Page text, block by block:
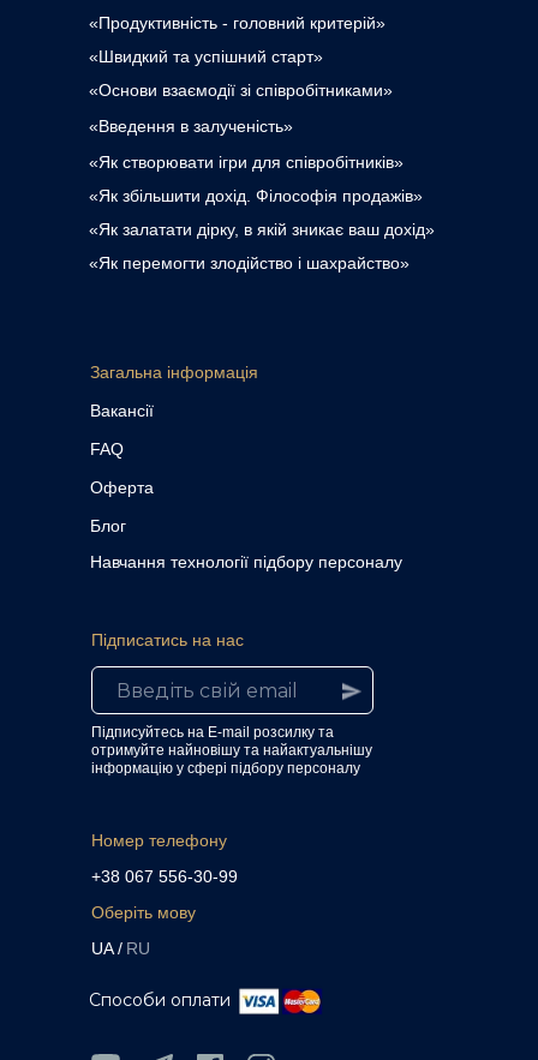
Загальна інформація
Вакансії
FAQ
Оферта
Блог
Навчання технології підбору персоналу
«Продуктивність - головний критерій»
«Швидкий та успішний старт»
«Основи взаємодії зі співробітниками»
«Введення в залученість»
«Як створювати ігри для співробітників»
«Як збільшити дохід. Філософія продажів»
«Як залатати дірку, в якій зникає ваш дохід»
«Як перемогти злодійство і шахрайство»
Підписатись на нас
Підписуйтесь на E-mail розсилку та
отримуйте найновішу та найактуальнішу
інформацію у сфері підбору персоналу
+38 067 556-30-99
Номер телефону
Оберіть мову
UA / RU
Способи оплати